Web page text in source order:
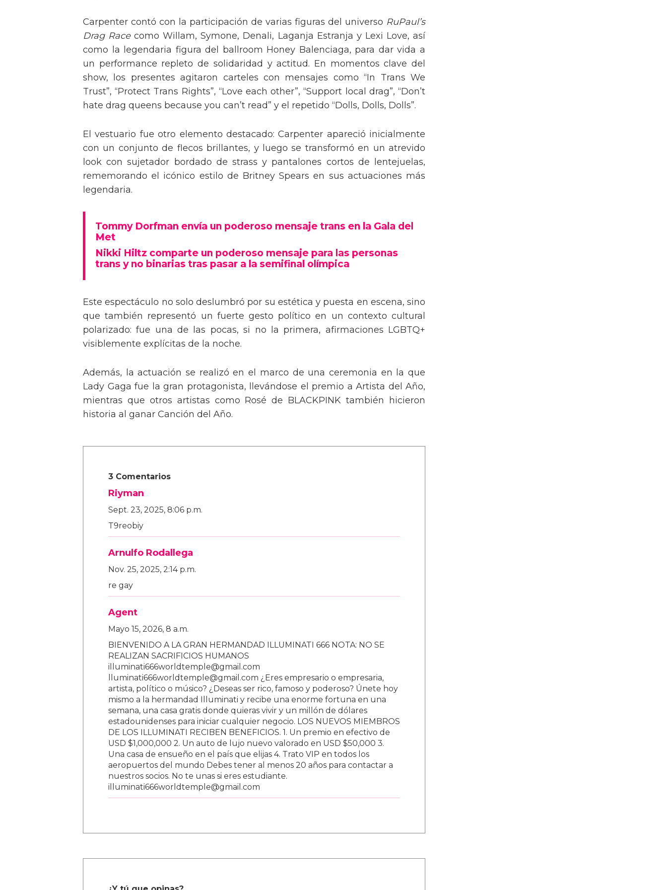
Carpenter contó con la participación de varias figuras del universo RuPaul’s
Drag Racecomo Willam, Symone, Denali, Laganja Estranja y Lexi Love, así
como la legendaria figura del ballroom Honey Balenciaga, para dar vida a
un performance repleto de solidaridad y actitud. En momentos clave del
show, los presentes agitaron carteles con mensajes como “In Trans We
Trust”, “Protect Trans Rights”, “Love each other”, “Support local drag”, “Don’t
hate drag queens because you can’t read” y el repetido “Dolls, Dolls, Dolls”.
El vestuario fue otro elemento destacado: Carpenter apareció inicialmente
con un conjunto de flecos brillantes, y luego se transformó en un atrevido
look con sujetador bordado de strass y pantalones cortos de lentejuelas,
rememorando el icónico estilo de Britney Spears en sus actuaciones más
legendaria.
Tommy Dorfman envía un poderoso mensaje trans en la Gala del
Met
Nikki Hiltz comparte un poderoso mensaje para las personas
trans y no binarias tras pasar a la semifinal olímpica
Este espectáculo no solo deslumbró por su estética y puesta en escena, sino
que también representó un fuerte gesto político en un contexto cultural
polarizado: fue una de las pocas, si no la primera, afirmaciones LGBTQ+
visiblemente explícitas de la noche.
Además, la actuación se realizó en el marco de una ceremonia en la que
Lady Gaga fue la gran protagonista, llevándose el premio a Artista del Año,
mientras que otros artistas como Rosé de BLACKPINK también hicieron
historia al ganar Canción del Año.
3 Comentarios
Riyman
Sept. 23, 2025, 8:06 p.m.
T9reobiy
Arnulfo Rodallega
Nov. 25, 2025, 2:14 p.m.
re gay
Agent
Mayo 15, 2026, 8 a.m.
BIENVENIDO A LA GRAN HERMANDAD ILLUMINATI 666 NOTA: NO SE
REALIZAN SACRIFICIOS HUMANOS
illuminati666worldtemple@gmail.com
lluminati666worldtemple@gmail.com ¿Eres empresario o empresaria,
artista, político o músico? ¿Deseas ser rico, famoso y poderoso? Únete hoy
mismo a la hermandad Illuminati y recibe una enorme fortuna en una
semana, una casa gratis donde quieras vivir y un millón de dólares
estadounidenses para iniciar cualquier negocio. LOS NUEVOS MIEMBROS
DE LOS ILLUMINATI RECIBEN BENEFICIOS. 1. Un premio en efectivo de
USD $1,000,000 2. Un auto de lujo nuevo valorado en USD $50,000 3.
Una casa de ensueño en el país que elijas 4. Trato VIP en todos los
aeropuertos del mundo Debes tener al menos 20 años para contactar a
nuestros socios. No te unas si eres estudiante.
illuminati666worldtemple@gmail.com